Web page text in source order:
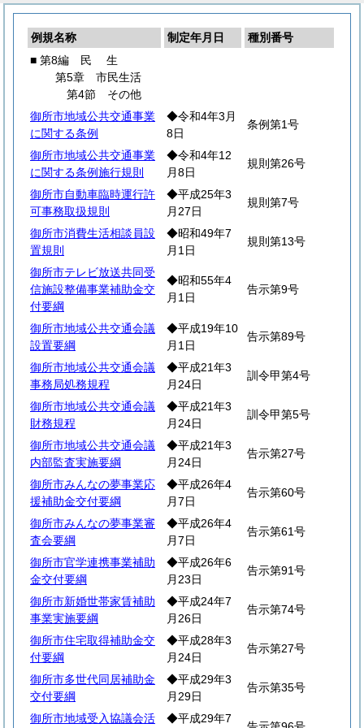
例規名称 制定年月日
種別番号
■ 第8編
民 生
第5章 市民生活
第4節 その他
御所市地域公共交通事業
に関する条例
◆令和4年3月
8日
条例第1号
御所市地域公共交通事業
に関する条例施行規則
◆令和4年12
月8日
規則第26号
御所市自動車臨時運行許
可事務取扱規則
◆平成25年3
月27日
規則第7号
御所市消費生活相談員設
置規則
◆昭和49年7
月1日
規則第13号
御所市テレビ放送共同受
信施設整備事業補助金交
付要綱
◆昭和55年4
月1日
告示第9号
御所市地域公共交通会議
設置要綱
◆平成19年10
月1日
告示第89号
御所市地域公共交通会議
事務局処務規程
◆平成21年3
月24日
訓令甲第4号
御所市地域公共交通会議
財務規程
◆平成21年3
月24日
訓令甲第5号
御所市地域公共交通会議
内部監査実施要綱
◆平成21年3
月24日
告示第27号
御所市みんなの夢事業応
援補助金交付要綱
◆平成26年4
月7日
告示第60号
御所市みんなの夢事業審
査会要綱
◆平成26年4
月7日
告示第61号
御所市官学連携事業補助
金交付要綱
◆平成26年6
月23日
告示第91号
御所市新婚世帯家賃補助
事業実施要綱
◆平成24年7
月26日
告示第74号
御所市住宅取得補助金交
付要綱
◆平成28年3
月24日
告示第27号
御所市多世代同居補助金
交付要綱
◆平成29年3
月29日
告示第35号
御所市地域受入協議会活 ◆平成29年7